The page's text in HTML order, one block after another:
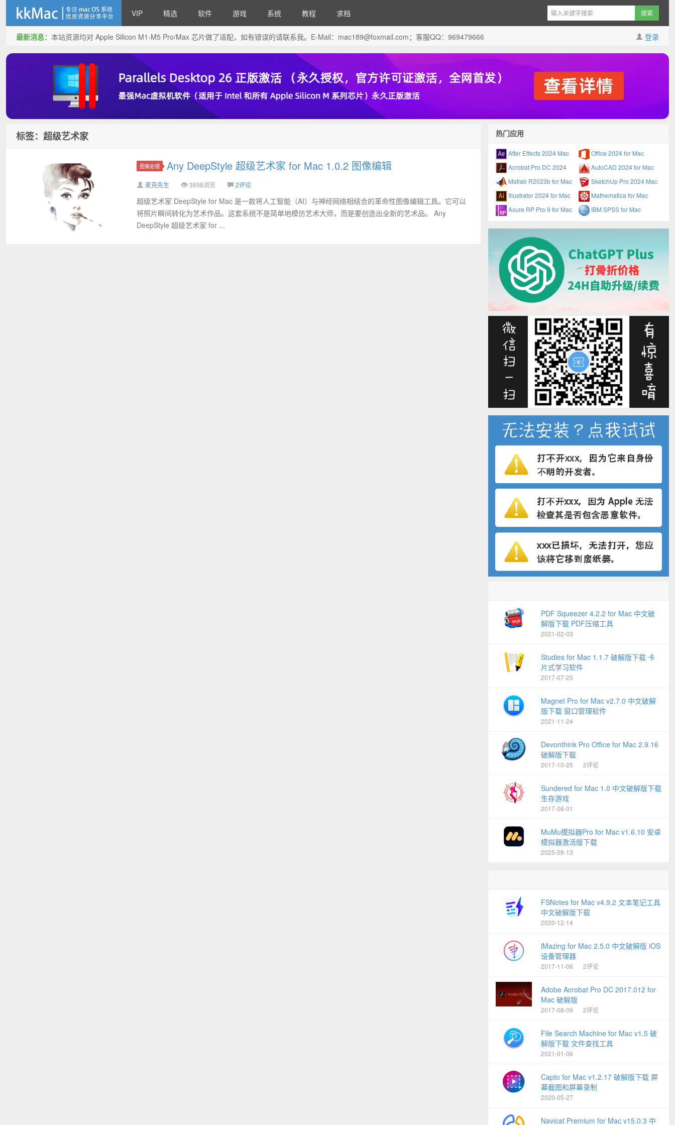
kkMac
VIP 精选 软件 游戏 系统 教程 求档
登录
最新消息： 本站资源均对 Apple Silicon M1-M5 Pro/Max 芯片做了适配，如有错误的请联系我。E-Mail： mac189@foxmail.com；客服QQ：969479666
标签：超级艺术家
图像处理 Any DeepStyle 超级艺术家 for Mac 1.0.2 图像编辑
麦克先生 3698浏览 2评论
超级艺术家 DeepStyle for Mac 是一款将人工智能（AI）与神经网络相结合的革命性图像编辑工具。它可以
将照片瞬间转化为艺术作品。这套系统不是简单地模仿艺术大师，而是要创造出全新的艺术品。 Any
DeepStyle 超级艺术家 for ...
热门应用
After Effects 2024 Mac
Office 2024 for Mac
Acrobat Pro DC 2024
AutoCAD 2024 for Mac
Matlab R2023b for Mac
SketchUp Pro 2024 Mac
Illustrator 2024 for Mac
Mathematica for Mac
Axure RP Pro 9 for Mac
IBM SPSS for Mac
PDF Squeezer 4.2.2 for Mac 中文破
解版下载 PDF压缩工具
2021-02-03
Studies for Mac 1.1.7 破解版下载 卡
片式学习软件
2017-07-25
Magnet Pro for Mac v2.7.0 中文破解
版下载 窗口管理软件
2021-11-24
Devonthink Pro Office for Mac 2.9.16
破解版下载
2017-10-25 2评论
Sundered for Mac 1.0 中文破解版下载
生存游戏
2017-08-01
MuMu模拟器Pro for Mac v1.6.10 安卓
模拟器激活版下载
2025-08-13
FSNotes for Mac v4.9.2 文本笔记工具
中文破解版下载
2020-12-14
iMazing for Mac 2.5.0 中文破解版 iOS
设备管理器
2017-11-06 2评论
Adobe Acrobat Pro DC 2017.012 for
Mac 破解版
2017-08-09 2评论
File Search Machine for Mac v1.5 破
解版下载 文件查找工具
2021-01-06
Capto for Mac v1.2.17 破解版下载 屏
幕截图和屏幕录制
2020-05-27
Navicat Premium for Mac v15.0.3 中